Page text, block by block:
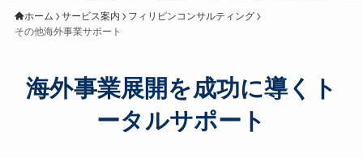
ホーム サービス案内
フィリピンコンサルティング
その他海外事業サポート
海外事業展開を成功に導くト
ータルサポート